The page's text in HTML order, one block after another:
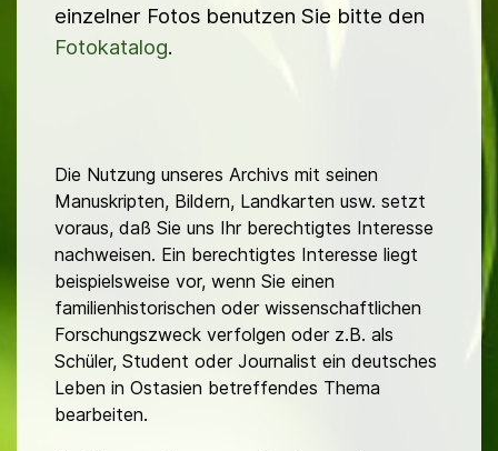
einzelner Fotos benutzen Sie bitte den
Fotokatalog.
Die Nutzung unseres Archivs mit seinen
Manuskripten, Bildern, Landkarten usw. setzt
voraus, daß Sie uns Ihr berechtigtes Interesse
nachweisen. Ein berechtigtes Interesse liegt
beispielsweise vor, wenn Sie einen
familienhistorischen oder wissenschaftlichen
Forschungszweck verfolgen oder z.B. als
Schüler, Student oder Journalist ein deutsches
Leben in Ostasien betreffendes Thema
bearbeiten.